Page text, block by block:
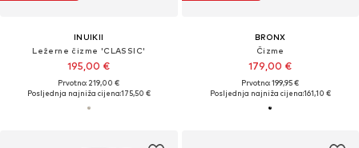
INUIKII
Ležerne čizme 'CLASSIC'
195,00 €
Prvotno: 219,00 €
Posljednja najniža cijena:175,50 €
BRONX
Čizme
179,00 €
Prvotno: 199,95 €
Posljednja najniža cijena:161,10 €